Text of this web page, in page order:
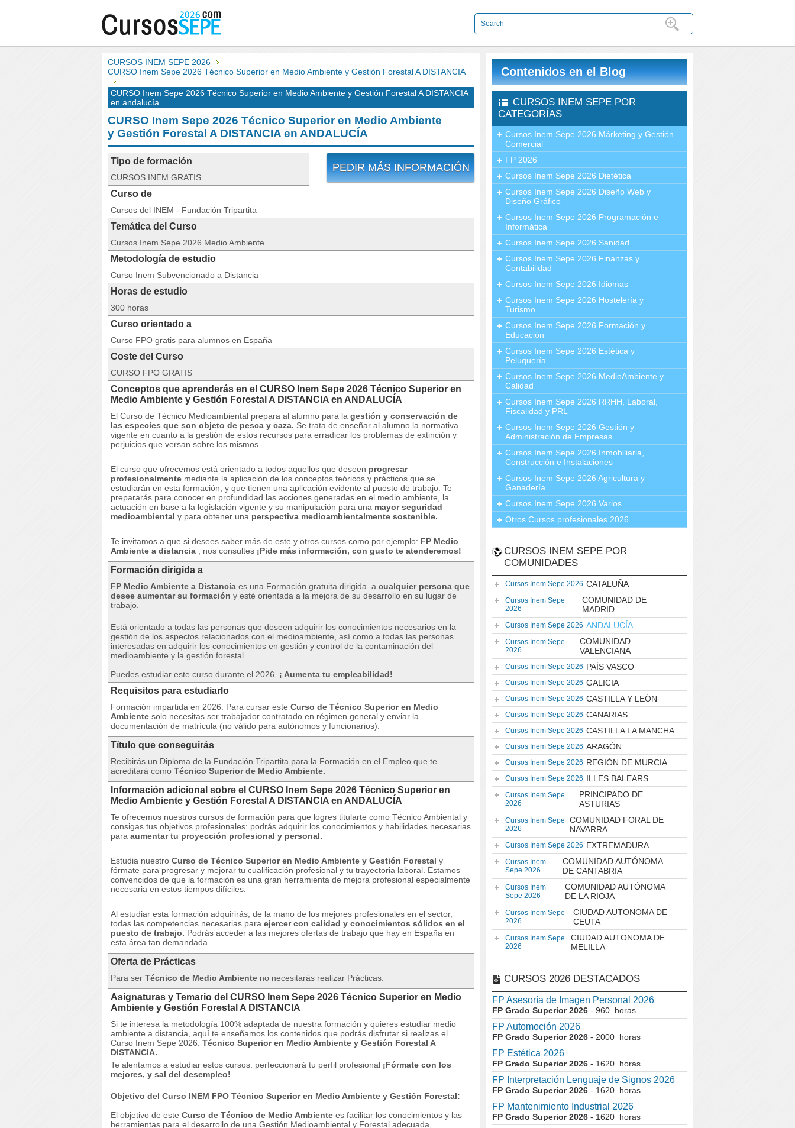
CURSOS INEM SEPE 2026
CURSO Inem Sepe 2026 Técnico Superior en Medio Ambiente y Gestión Forestal A DISTANCIA
CURSO Inem Sepe 2026 Técnico Superior en Medio Ambiente y Gestión Forestal A DISTANCIA
en andalucía
CURSO Inem Sepe 2026 Técnico Superior en Medio Ambiente
y Gestión Forestal A DISTANCIA en ANDALUCÍA
PEDIR MÁS INFORMACIÓN
Tipo de formación
CURSOS INEM GRATIS
Curso de
Cursos del INEM - Fundación Tripartita
Temática del Curso
Cursos Inem Sepe 2026 Medio Ambiente
Metodología de estudio
Curso Inem Subvencionado a Distancia
Horas de estudio
300 horas
Curso orientado a
Curso FPO gratis para alumnos en España
Coste del Curso
CURSO FPO GRATIS
Conceptos que aprenderás en el CURSO Inem Sepe 2026 Técnico Superior en
Medio Ambiente y Gestión Forestal A DISTANCIA en ANDALUCÍA
El Curso de Técnico Medioambiental prepara al alumno para la gestión y conservación de
las especies que son objeto de pesca y caza. Se trata de enseñar al alumno la normativa
vigente en cuanto a la gestión de estos recursos para erradicar los problemas de extinción y
perjuicios que versan sobre los mismos.
El curso que ofrecemos está orientado a todos aquellos que deseen progresar
profesionalmente mediante la aplicación de los conceptos teóricos y prácticos que se
estudiarán en esta formación, y que tienen una aplicación evidente al puesto de trabajo. Te
prepararás para conocer en profundidad las acciones generadas en el medio ambiente, la
actuación en base a la legislación vigente y su manipulación para una mayor seguridad
medioambiental y para obtener una perspectiva medioambientalmente sostenible.
Te invitamos a que si desees saber más de este y otros cursos como por ejemplo: FP Medio
Ambiente a distancia , nos consultes ¡Pide más información, con gusto te atenderemos!
Formación dirigida a
FP Medio Ambiente a Distancia es una Formación gratuita dirigida a cualquier persona que
desee aumentar su formación y esté orientada a la mejora de su desarrollo en su lugar de
trabajo.
Está orientado a todas las personas que deseen adquirir los conocimientos necesarios en la
gestión de los aspectos relacionados con el medioambiente, así como a todas las personas
interesadas en adquirir los conocimientos en gestión y control de la contaminación del
medioambiente y la gestión forestal.
Puedes estudiar este curso durante el 2026
¡ Aumenta tu empleabilidad!
Requisitos para estudiarlo
Formación impartida en 2026. Para cursar este Curso de Técnico Superior en Medio
Ambiente solo necesitas ser trabajador contratado en régimen general y enviar la
documentación de matrícula (no válido para autónomos y funcionarios).
Título que conseguirás
Recibirás un Diploma de la Fundación Tripartita para la Formación en el Empleo que te
acreditará como Técnico Superior de Medio Ambiente.
Información adicional sobre el CURSO Inem Sepe 2026 Técnico Superior en
Medio Ambiente y Gestión Forestal A DISTANCIA en ANDALUCÍA
Te ofrecemos nuestros cursos de formación para que logres titularte como Técnico Ambiental y
consigas tus objetivos profesionales: podrás adquirir los conocimientos y habilidades necesarias
para aumentar tu proyección profesional y personal.
Estudia nuestro Curso de Técnico Superior en Medio Ambiente y Gestión Forestal y
fórmate para progresar y mejorar tu cualificación profesional y tu trayectoria laboral. Estamos
convencidos de que la formación es una gran herramienta de mejora profesional especialmente
necesaria en estos tiempos difíciles.
Al estudiar esta formación adquirirás, de la mano de los mejores profesionales en el sector,
todas las competencias necesarias para ejercer con calidad y conocimientos sólidos en el
puesto de trabajo. Podrás acceder a las mejores ofertas de trabajo que hay en España en
esta área tan demandada.
Oferta de Prácticas
Para ser Técnico de Medio Ambiente no necesitarás realizar Prácticas.
Asignaturas y Temario del CURSO Inem Sepe 2026 Técnico Superior en Medio
Ambiente y Gestión Forestal A DISTANCIA
Si te interesa la metodología 100% adaptada de nuestra formación y quieres estudiar medio
ambiente a distancia, aquí te enseñamos los contenidos que podrás disfrutar si realizas el
Curso Inem Sepe 2026: Técnico Superior en Medio Ambiente y Gestión Forestal A
DISTANCIA.
Te alentamos a estudiar estos cursos: perfeccionará tu perfil profesional ¡Fórmate con los
mejores, y sal del desempleo!
Objetivo del Curso INEM FPO Técnico Superior en Medio Ambiente y Gestión Forestal:
El objetivo de este Curso de Técnico de Medio Ambiente es facilitar los conocimientos y las
herramientas para el desarrollo de una Gestión Medioambiental y Forestal adecuada,
Contenidos en el Blog
CURSOS INEM SEPE POR
CATEGORÍAS
Cursos Inem Sepe 2026 Márketing y Gestión
Comercial
FP 2026
Cursos Inem Sepe 2026 Dietética
Cursos Inem Sepe 2026 Diseño Web y
Diseño Gráfico
Cursos Inem Sepe 2026 Programación e
Informática
Cursos Inem Sepe 2026 Sanidad
Cursos Inem Sepe 2026 Finanzas y
Contabilidad
Cursos Inem Sepe 2026 Idiomas
Cursos Inem Sepe 2026 Hostelería y
Turismo
Cursos Inem Sepe 2026 Formación y
Educación
Cursos Inem Sepe 2026 Estética y
Peluquería
Cursos Inem Sepe 2026 MedioAmbiente y
Calidad
Cursos Inem Sepe 2026 RRHH, Laboral,
Fiscalidad y PRL
Cursos Inem Sepe 2026 Gestión y
Administración de Empresas
Cursos Inem Sepe 2026 Inmobiliaria,
Construcción e Instalaciones
Cursos Inem Sepe 2026 Agricultura y
Ganadería
Cursos Inem Sepe 2026 Varios
Otros Cursos profesionales 2026
CURSOS INEM SEPE POR
COMUNIDADES
Cursos Inem Sepe 2026 CATALUÑA
Cursos Inem Sepe
2026
COMUNIDAD DE
MADRID
Cursos Inem Sepe 2026 ANDALUCÍA
Cursos Inem Sepe
2026
COMUNIDAD
VALENCIANA
Cursos Inem Sepe 2026 PAÍS VASCO
Cursos Inem Sepe 2026 GALICIA
Cursos Inem Sepe 2026 CASTILLA Y LEÓN
Cursos Inem Sepe 2026 CANARIAS
Cursos Inem Sepe 2026 CASTILLA LA MANCHA
Cursos Inem Sepe 2026 ARAGÓN
Cursos Inem Sepe 2026 REGIÓN DE MURCIA
Cursos Inem Sepe 2026 ILLES BALEARS
Cursos Inem Sepe
2026
PRINCIPADO DE
ASTURIAS
Cursos Inem Sepe
2026
COMUNIDAD FORAL DE
NAVARRA
Cursos Inem Sepe 2026 EXTREMADURA
Cursos Inem
Sepe 2026
COMUNIDAD AUTÓNOMA
DE CANTABRIA
Cursos Inem
Sepe 2026
COMUNIDAD AUTÓNOMA
DE LA RIOJA
Cursos Inem Sepe
2026
CIUDAD AUTONOMA DE
CEUTA
Cursos Inem Sepe
2026
CIUDAD AUTONOMA DE
MELILLA
CURSOS 2026 DESTACADOS
FP Asesoría de Imagen Personal 2026
FP Grado Superior 2026 - 960 horas
FP Automoción 2026
FP Grado Superior 2026 - 2000 horas
FP Estética 2026
FP Grado Superior 2026 - 1620 horas
FP Interpretación Lenguaje de Signos 2026
FP Grado Superior 2026 - 1620 horas
FP Mantenimiento Industrial 2026
FP Grado Superior 2026 - 1620 horas